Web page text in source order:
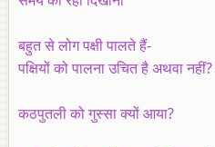
बहुत से लोग पक्षी पालते हैं-
पक्षियों को पालना उचित है अथवा
कठपुतली को गुस्सा क्यों आया?